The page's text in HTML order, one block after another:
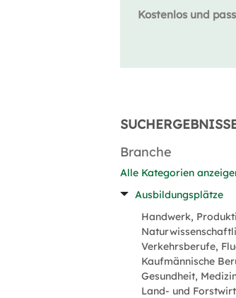
Kostenlos und
Branche
Alle Kategorien
Ausbildungsplätze